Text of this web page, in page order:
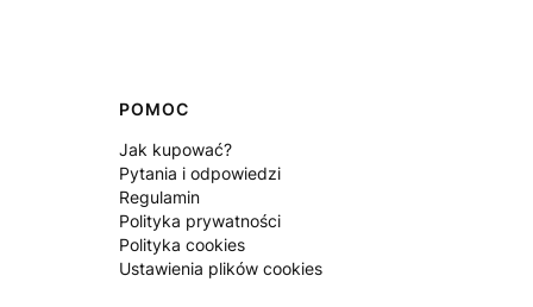
POMOC
Jak kupować?
Pytania i odpowiedzi
Regulamin
Polityka prywatności
Polityka cookies
Ustawienia plików cookies